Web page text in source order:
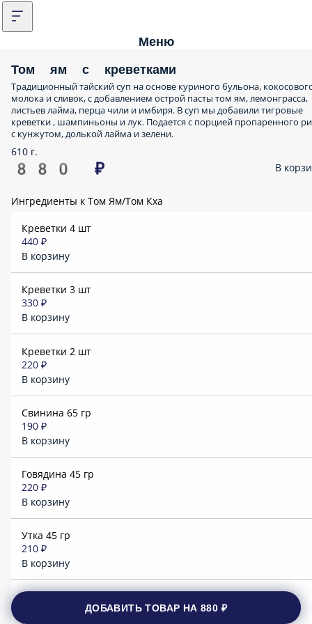
Меню
Том ям с креветками
Традиционный тайский суп на основе куриного бульона,
молока и сливок, с добавлением острой пасты том ям, лемонграсса,
листьев лайма, перца чили и имбиря. В суп мы добавили тигровые
креветки , шампиньоны и лук. Подается с порцией пропаренного
с кунжутом, долькой лайма и зелени.
610 г.
880 ₽ В
Ингредиенты к Том Ям/Том Кха
Креветки 4 шт
440 ₽
В корзину
Креветки 3 шт
330 ₽
В корзину
Креветки 2 шт
220 ₽
В корзину
Свинина 65 гр
190 ₽
В корзину
Говядина 45 гр
220 ₽
Утка 45 гр
210 ₽
В корзину
Цыпленок 70 гр
ДОБАВИТЬ ТОВАР НА880 ₽